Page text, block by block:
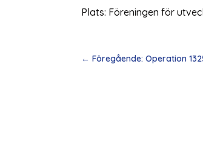
Plats: Föreningen för
←Föregående: Operation